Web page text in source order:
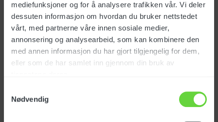
mediefunksjoner og for å analysere trafikken vår. Vi deler
dessuten informasjon om hvordan du bruker nettstedet
vårt, med partnerne våre innen sosiale medier,
annonsering og analysearbeid, som kan kombinere den
med annen informasjon du har gjort tilgjengelig for dem,
eller som de har samlet inn gjennom din bruk av
Nødvendig
Sugerør krom Ø36
Art. nr: LAFN11510
NOK79